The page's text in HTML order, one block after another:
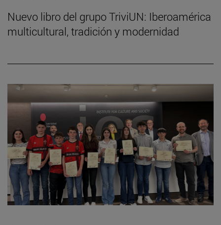
Nuevo libro del grupo TriviUN: Iberoamérica
multicultural, tradición y modernidad